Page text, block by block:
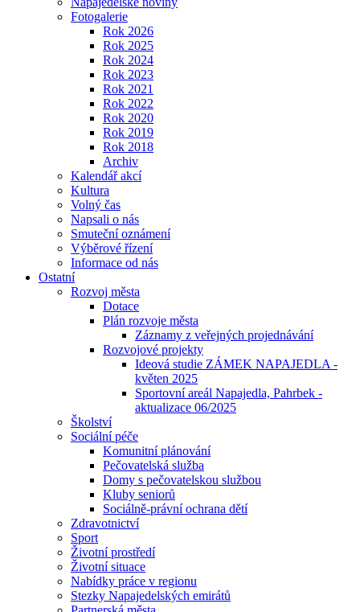
Fotogalerie
Rok 2026
Rok 2025
Rok 2024
Rok 2023
Rok 2021
Rok 2022
Rok 2020
Rok 2019
Rok 2018
Archiv
Kalendář akcí
Kultura
Volný čas
Napsali o nás
Smuteční oznámení
Výběrové řízení
Informace od nás
Ostatní
Rozvoj města
Dotace
Plán rozvoje města
Záznamy z veřejných projednávání
Rozvojové projekty
Ideová studie ZÁMEK NAPAJEDLA -
květen 2025
Sportovní areál Napajedla, Pahrbek -
aktualizace 06/2025
Školství
Sociální péče
Komunitní plánování
Pečovatelská služba
Domy s pečovatelskou službou
Kluby seniorů
Sociálně-právní ochrana dětí
Zdravotnictví
Sport
Životní prostředí
Životní situace
Nabídky práce v regionu
Stezky Napajedelských emirátů